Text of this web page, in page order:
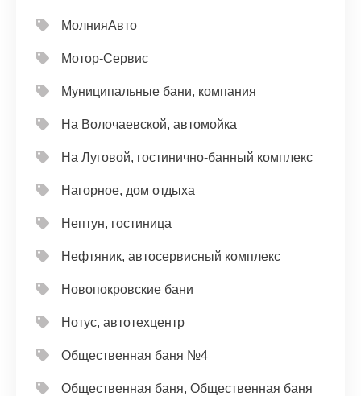
МолнияАвто
Мотор-Сервис
Муниципальные бани, компания
На Волочаевской, автомойка
На Луговой, гостинично-банный комплекс
Нагорное, дом отдыха
Нептун, гостиница
Нефтяник, автосервисный комплекс
Новопокровские бани
Нотус, автотехцентр
Общественная баня №4
Общественная баня, Общественная баня